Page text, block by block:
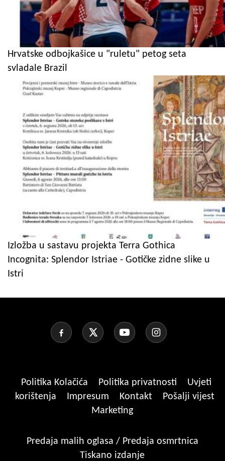
Hrvatske odbojkašice u "ruletu" petog seta
svladale Brazil
Izložba u sastavu projekta Terra Gothica
Incognita: Splendor Istriae - Gotičke zidne slike u
Istri
Politika Kolačića Politika privatnosti
Uvjeti
korištenja
Impresum Kontakt
Pošalji vijest
Marketing
Predaja malih oglasa / Predaja osmrtnica
Tiskano izdanje